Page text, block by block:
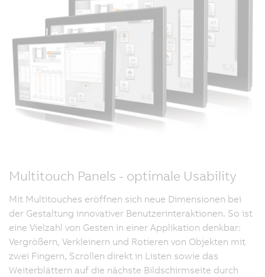
Multitouch Panels - optimale Usability
Mit Multitouches eröffnen sich neue Dimensionen bei
der Gestaltung innovativer Benutzerinteraktionen. So ist
eine Vielzahl von Gesten in einer Applikation denkbar:
Vergrößern, Verkleinern und Rotieren von Objekten mit
zwei Fingern, Scrollen direkt in Listen sowie das
Weiterblättern auf die nächste Bildschirmseite durch